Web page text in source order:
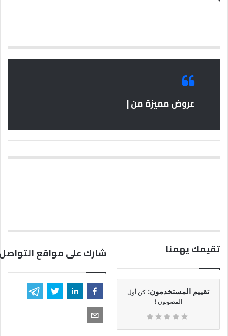
عروض مميزة من |
تقيمك يهمنا
تقييم المستخدمون: كن أول
المصوتون !
شارك على مواقع